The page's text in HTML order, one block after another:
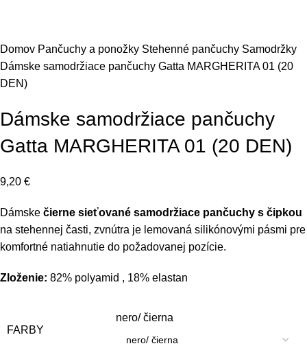
Domov Pančuchy a ponožky Stehenné pančuchy Samodržky
Dámske samodržiace pančuchy Gatta MARGHERITA 01 (20
DEN)
Dámske samodržiace pančuchy
Gatta MARGHERITA 01 (20 DEN)
9,20 €
Dámske čierne sieťované samodržiace pančuchy s čipkou
na stehennej časti, zvnútra je lemovaná silikónovými pásmi pre
komfortné natiahnutie do požadovanej pozície.
Zloženie: 82% polyamid , 18% elastan
FARBY
nero/ čierna